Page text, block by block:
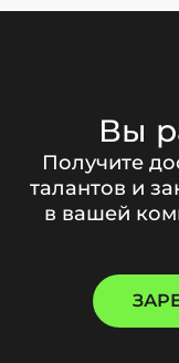
Вы
Получите
талантов и
в вашей